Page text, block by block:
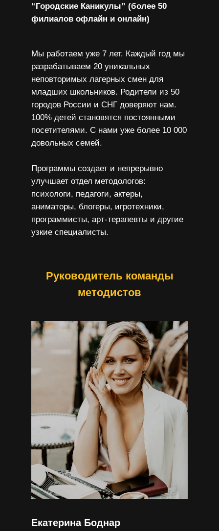
“Городские Каникулы” (более 50
филиалов офлайн и онлайн)
Мы работаем уже 7 лет. Каждый год мы
разрабатываем 20 уникальных
неповторимых лагерных смен для
младших школьников. Родители из 50
городов России и СНГ доверяют нам.
100% детей становятся постоянными
посетителями. С нами уже более 10 000
довольных семей.
Программы создает и непрерывно
улучшает отдел методологов:
психологи, педагоги, актеры,
аниматоры, блогеры, игротехники,
программисты, арт-терапевты и другие
узкие специалисты.
Руководитель команды
методистов
Екатерина Боднар